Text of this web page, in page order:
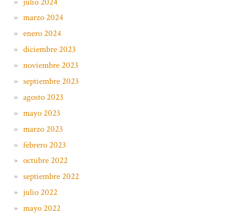
marzo 2024
enero 2024
diciembre 2023
noviembre 2023
septiembre 2023
agosto 2023
mayo 2023
marzo 2023
febrero 2023
octubre 2022
septiembre 2022
julio 2022
mayo 2022